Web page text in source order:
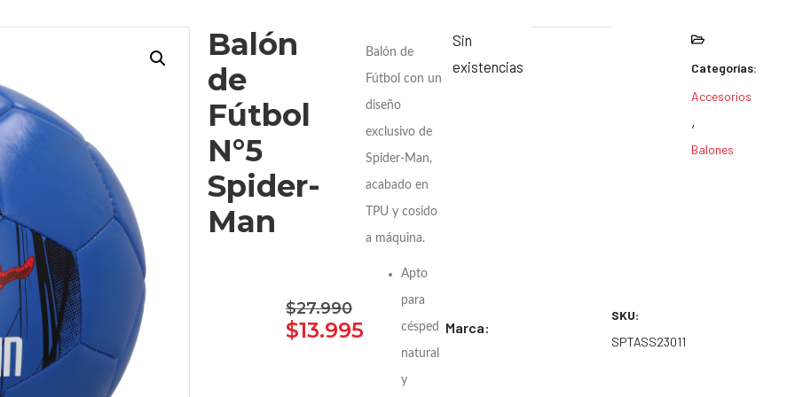
Balón
de
Fútbol
N°5
Spider-
Man
$27.990
$13.995
Balón de
Fútbol con un
diseño
exclusivo de
Spider-Man,
acabado en
TPU y cosido
a máquina.
Apto
para
césped
natural
y
Marca:
Sin
existencias
SKU:
SPTASS23011
Categorías:
Accesorios
,
Balones